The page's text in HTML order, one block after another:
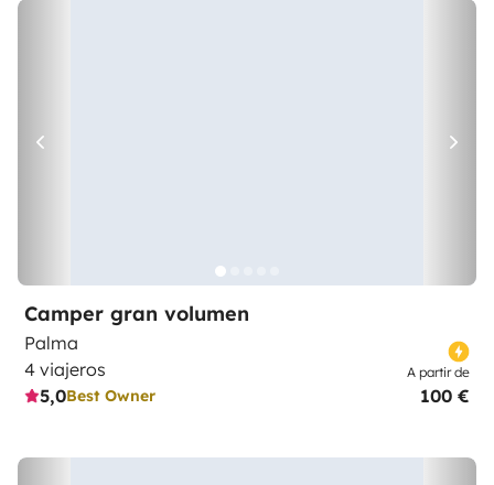
Camper gran volumen
Palma
4 viajeros
5,0Best Owner
A partir de
100 €